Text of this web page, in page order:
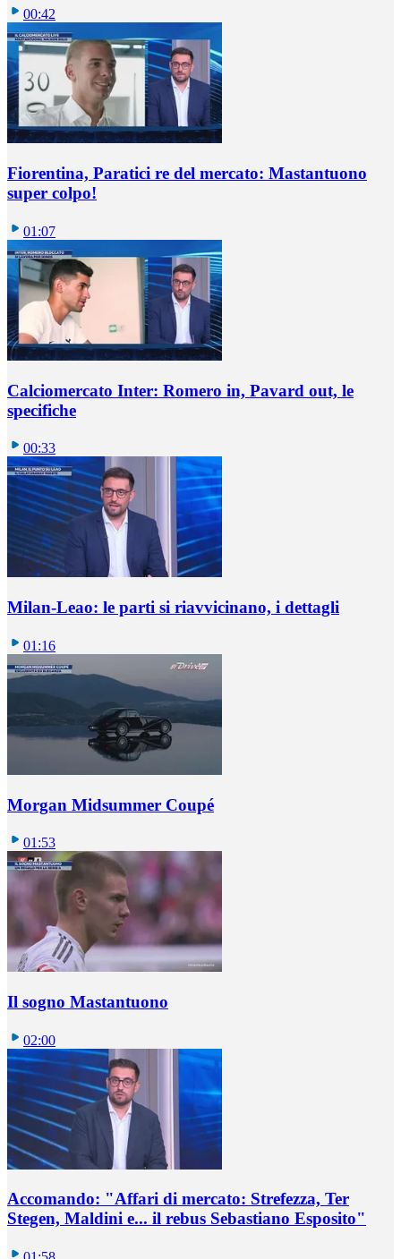
00:42
Fiorentina, Paratici re del mercato: Mastantuono
super colpo!
01:07
Calciomercato Inter: Romero in, Pavard out, le
specifiche
00:33
Milan-Leao: le parti si riavvicinano, i dettagli
01:16
Morgan Midsummer Coupé
01:53
Il sogno Mastantuono
02:00
Accomando: "Affari di mercato: Strefezza, Ter
Stegen, Maldini e... il rebus Sebastiano Esposito"